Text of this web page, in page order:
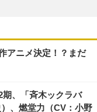
アニメ決定！？まだ
、「斉木ックラバ
、燃堂力（CV：小野